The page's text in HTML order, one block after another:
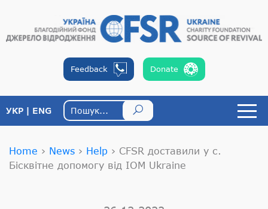
Feedback Donate
УКР ENG
Home › News › Help › CFSR доставили у с.
Бісквітне допомогу від IOM Ukraine